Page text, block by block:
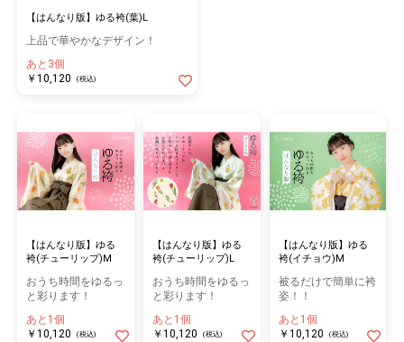
【はんなり版】ゆる袴(葉)L
上品で華やかなデザイン！
あと3個
￥10,120
(税込)
【はんなり版】ゆる
袴(チューリップ)M
おうち時間をゆるっ
と彩ります！
あと1個
￥10,120
(税込)
【はんなり版】ゆる
袴(チューリップ)L
おうち時間をゆるっ
と彩ります！
あと1個
￥10,120
(税込)
【はんなり版】ゆる
袴(イチョウ)M
被るだけで簡単に袴
姿！！
あと1個
￥10,120
(税込)